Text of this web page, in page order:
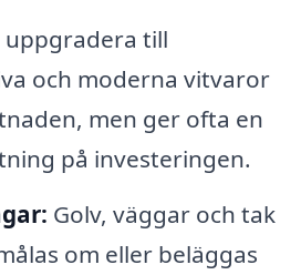
uppgradera till
och moderna vitvaror
men ger ofta en
på investeringen.
Golv, väggar och tak
om eller beläggas